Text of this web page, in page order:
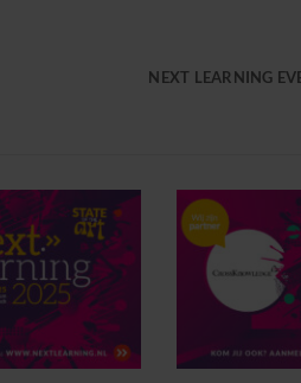
NEXT LEARNING